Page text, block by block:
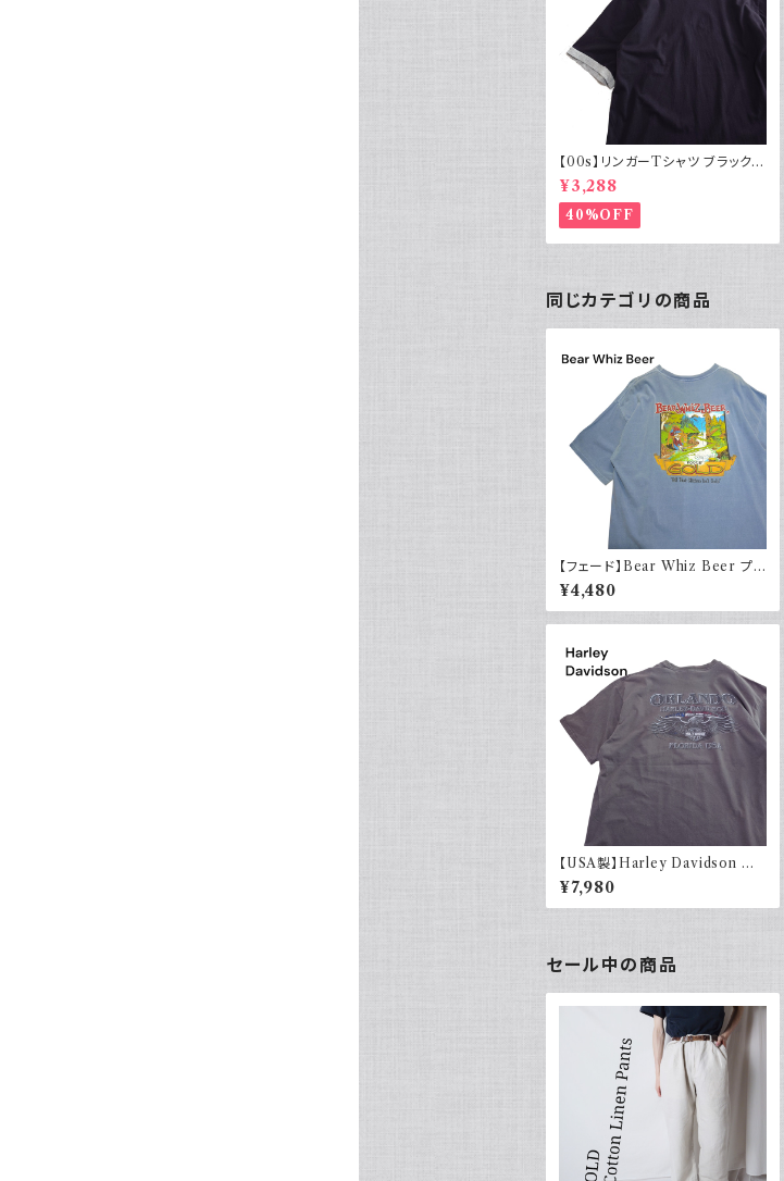
【00s】リンガーTシャツ ブラック Y
2K 無地 BASIC EDITION
¥3,288
40%OFF
同じカテゴリの商品
【フェード】Bear Whiz Beer プリ
ントTシャツ 両面プリント バックプ
リント 古着 XL COMFORT CO
LORS コンフォートカラーズ
¥4,480
【USA製】Harley Davidson ハ
ーレーダビッドソン プリントTシャ
ツ 古着 フェードグレー 00s イー
グル 大きめ
¥7,980
セール中の商品